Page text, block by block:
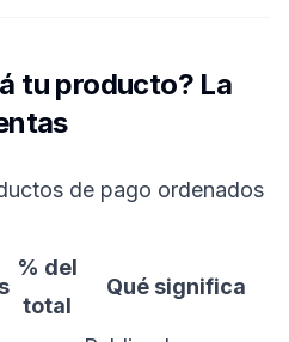
tu producto? La
de pago ordenados
% del
total
Qué significa